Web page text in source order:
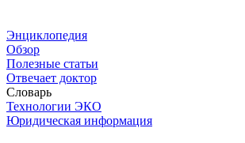
Энциклопедия
Обзор
Полезные статьи
Отвечает доктор
Словарь
Технологии ЭКО
Юридическая информация